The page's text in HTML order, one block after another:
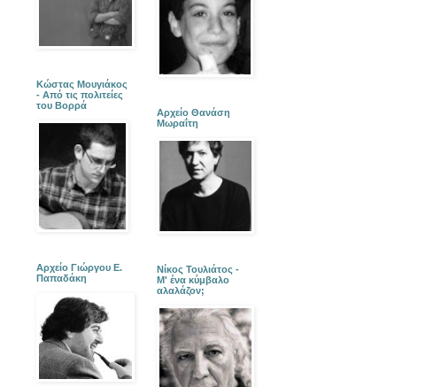
Κώστας Μουγιάκος
- Από τις πολιτείες
του Βορρά
Αρχείο Γιώργου Ε.
Παπαδάκη
Αρχείο Θανάση
Μωραΐτη
Νίκος Τουλιάτος -
Μ' ένα κύμβαλο
αλαλάζον;